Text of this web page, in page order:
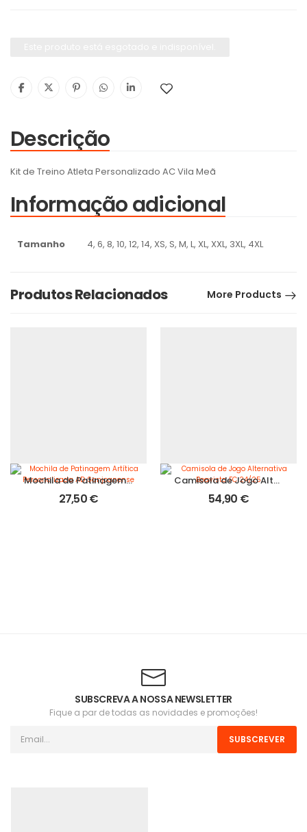
Descrição
Kit de Treino Atleta Personalizado AC Vila Meã
Informação adicional
Tamanho 4, 6, 8, 10, 12, 14, XS, S, M, L, XL, XXL, 3XL, 4XL
Produtos Relacionados More Products
Mochila de Patinagem Artítica Personalizada AD Sanjoanense
27,50€
Camisola de Jogo Alternativa Boavista FC 24/25
54,90 €
SUBSCREVA A NOSSA NEWSLETTER
Fique a par de todas as novidades e promoções!
SUBSCREVER